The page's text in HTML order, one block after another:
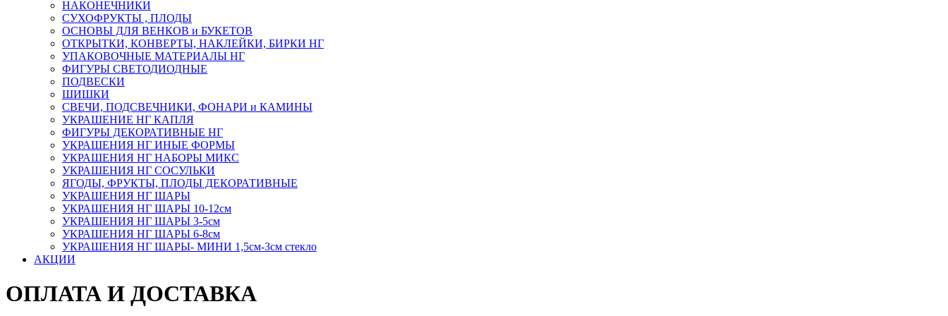
НАКОНЕЧНИКИ
СУХОФРУКТЫ , ПЛОДЫ
ОСНОВЫ ДЛЯ ВЕНКОВ и БУКЕТОВ
ОТКРЫТКИ, КОНВЕРТЫ, НАКЛЕЙКИ, БИРКИ НГ
УПАКОВОЧНЫЕ МАТЕРИАЛЫ НГ
ФИГУРЫ СВЕТОДИОДНЫЕ
ПОДВЕСКИ
ШИШКИ
СВЕЧИ, ПОДСВЕЧНИКИ, ФОНАРИ и КАМИНЫ
УКРАШЕНИЕ НГ КАПЛЯ
ФИГУРЫ ДЕКОРАТИВНЫЕ НГ
УКРАШЕНИЯ НГ ИНЫЕ ФОРМЫ
УКРАШЕНИЯ НГ НАБОРЫ МИКС
УКРАШЕНИЯ НГ СОСУЛЬКИ
ЯГОДЫ, ФРУКТЫ, ПЛОДЫ ДЕКОРАТИВНЫЕ
УКРАШЕНИЯ НГ ШАРЫ
УКРАШЕНИЯ НГ ШАРЫ 10-12см
УКРАШЕНИЯ НГ ШАРЫ 3-5см
УКРАШЕНИЯ НГ ШАРЫ 6-8см
УКРАШЕНИЯ НГ ШАРЫ- МИНИ 1,5см-3см стекло
АКЦИИ
ОПЛАТА И ДОСТАВКА